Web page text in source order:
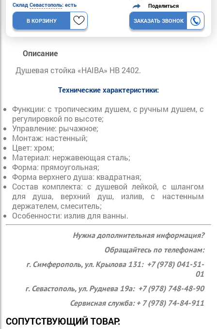
Склад Севастополь: есть
В КОРЗИНУ
Поделиться
ЗАКАЗАТЬ ЗВОНОК
Описание
Душевая стойка «HAIBA» HB 2402.
Технические характеристики:
Функции: с тропическим душем, с ручным душем, с
регулировкой по высоте;
Управление: рычажное;
Монтаж: настенный;
Цвет: хром;
Материал: нержавеющая сталь;
Форма: прямоугольная;
Форма верхнего душа: квадратная;
Состав комплекта: с душевой лейкой, с шлангом
для душа, верхний душ, излив, с настенным
держателем, смеситель;
Особенности: излив для ванны.
Нужна дополнительная информация?
Обращайтесь по телефонам:
г. Симферополь, ул. Крылова 131: +7 (978) 041-51-
01
г. Севастополь, ул. Руднева 19а: +7 (978) 748-48-90
Сервисная служба: + 7 (978) 74-84-911
СОПУТСТВУЮЩИЙ ТОВАР: